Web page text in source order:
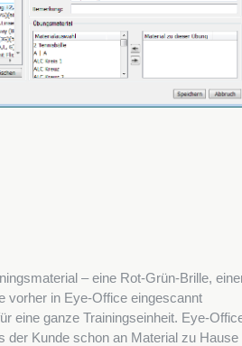
– eine Rot-Grün-Brille,
vorher in Eye-Office eingescannt
eine ganze Trainingseinheit. Eye-
der Kunde schon an Material zu Hause